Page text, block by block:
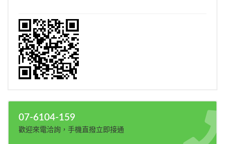
07-6104-159
歡迎來電洽詢，手機直撥立即接通